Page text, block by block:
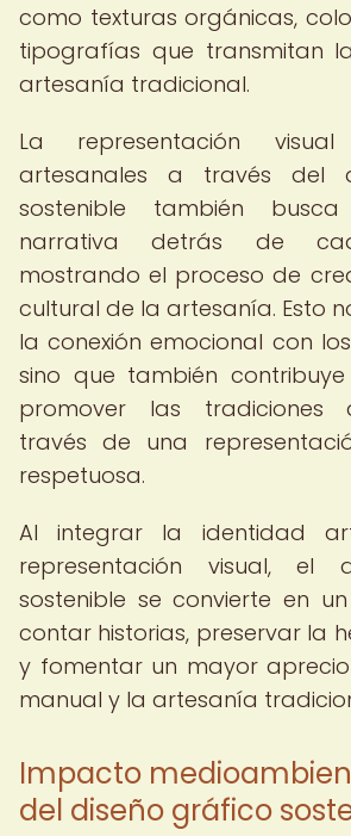
como texturas orgánicas,
tipografías que transmitan
artesanía tradicional.
La representación
artesanales a través del
sostenible también
narrativa detrás de
mostrando el proceso de
cultural de la artesanía. Esto
la conexión emocional con
sino que también
promover las tradiciones
través de una
respetuosa.
Al integrar la identidad
representación visual, el
sostenible se convierte en
contar historias, preservar la
y fomentar un mayor
manual y la artesanía
Impacto
del diseño gráfico